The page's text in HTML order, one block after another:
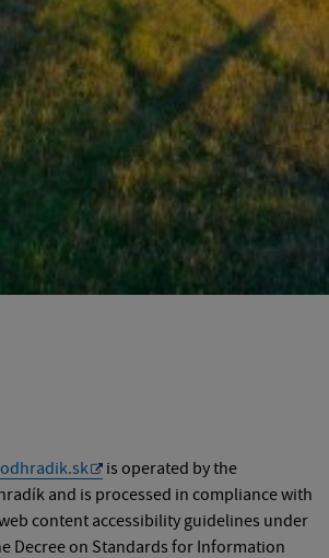
is operated by the
and is processed in compliance with
content accessibility guidelines under
Decree on Standards for Information